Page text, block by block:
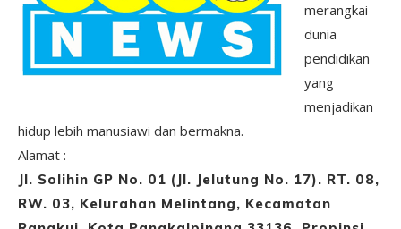
merangkai
dunia
pendidikan
yang
menjadikan
hidup lebih manusiawi dan bermakna.
Alamat :
Jl. Solihin GP No. 01 (Jl. Jelutung No. 17). RT. 08,
RW. 03, Kelurahan Melintang, Kecamatan